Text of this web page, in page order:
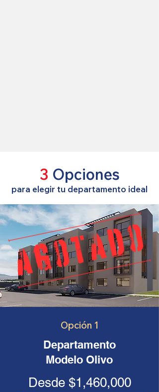
3 Opciones
para elegir tu departamento ideal
Opción 1
Departamento
Modelo Olivo
Desde $1,460,000